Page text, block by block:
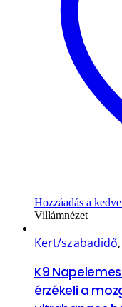
Hozzáadás a
Villámnézet
Kert/szabadidő,
K9
érzékeli a